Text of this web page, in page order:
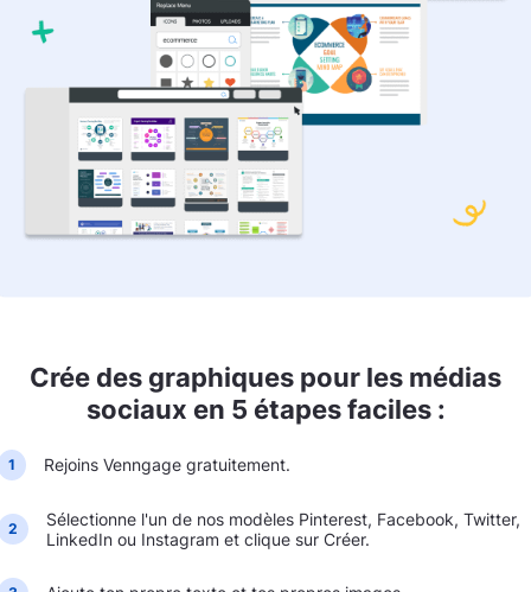
Crée des graphiques pour les médias
sociaux en 5 étapes faciles :
1 Rejoins Venngage gratuitement.
2
Sélectionne l'un de nos modèles Pinterest, Facebook, Twitter,
LinkedIn ou Instagram et clique sur Créer.